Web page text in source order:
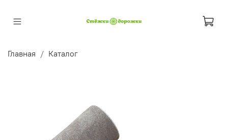
Главная Каталог